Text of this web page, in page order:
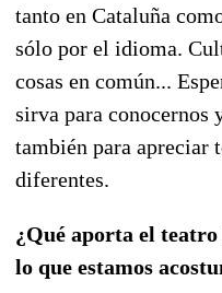
tanto en Cataluña
sólo por el idioma.
cosas en común...
sirva para conocernos
también para apreciar
diferentes.
¿Qué aporta el
lo que estamos